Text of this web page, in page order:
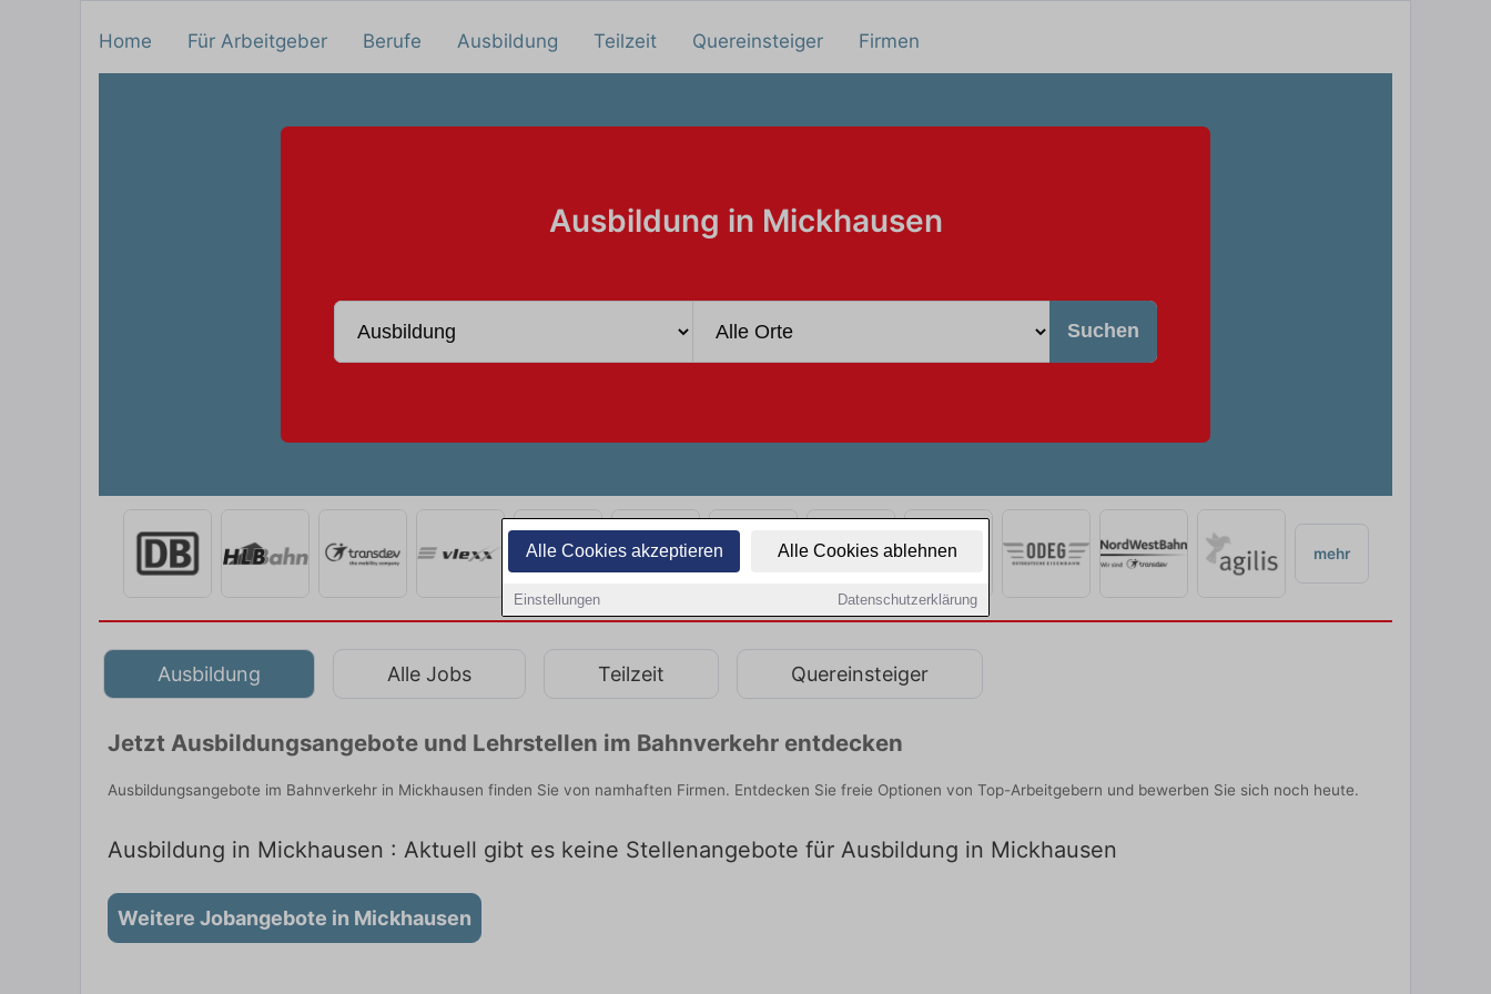
Alle Cookies akzeptieren Alle Cookies ablehnen
Einstellungen Datenschutzerklärung
Home Für Arbeitgeber Berufe Ausbildung Teilzeit Quereinsteiger Firmen
Ausbildung in Mickhausen
Suchen
mehr
Ausbildung Alle Jobs Teilzeit Quereinsteiger
Jetzt Ausbildungsangebote und Lehrstellen im Bahnverkehr entdecken
Ausbildungsangebote im Bahnverkehr in Mickhausen finden Sie von namhaften Firmen. Entdecken Sie freie Optionen von Top-Arbeitgebern und bewerben Sie sich noch heute.
Ausbildung in Mickhausen : Aktuell gibt es keine Stellenangebote für Ausbildung in Mickhausen
Weitere Jobangebote in Mickhausen